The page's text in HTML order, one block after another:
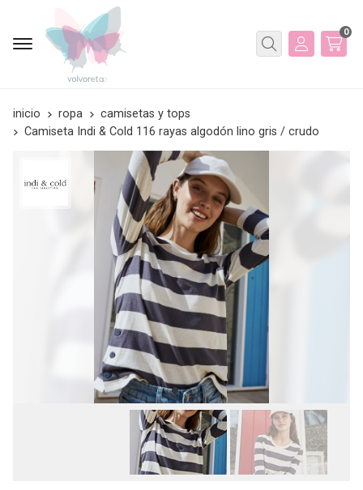
Buscar
0
inicio ropa
camisetas y tops
Camiseta Indi & Cold 116 rayas algodón lino gris / crudo